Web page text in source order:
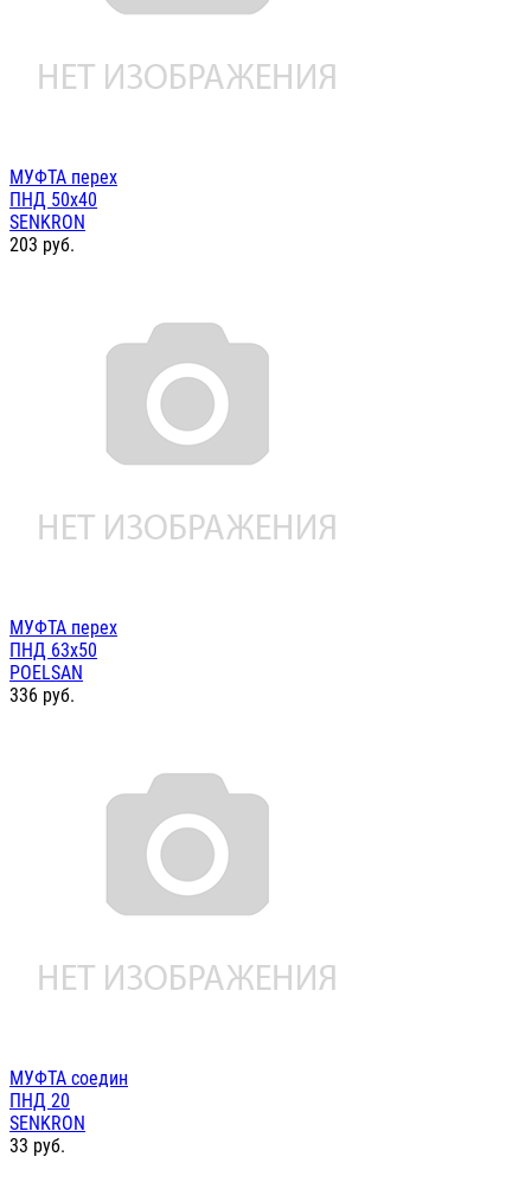
МУФТА перех
ПНД 50х40
SENKRON
203 руб.
МУФТА перех
ПНД 63х50
POELSAN
336 руб.
МУФТА соедин
ПНД 20
SENKRON
33 руб.